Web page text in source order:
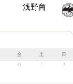
浅野商店
金 土
日
31 1 2